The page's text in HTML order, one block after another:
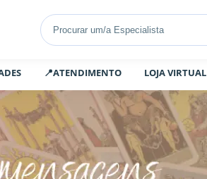
📍ATENDIMENTO LOJA VIRTUAL